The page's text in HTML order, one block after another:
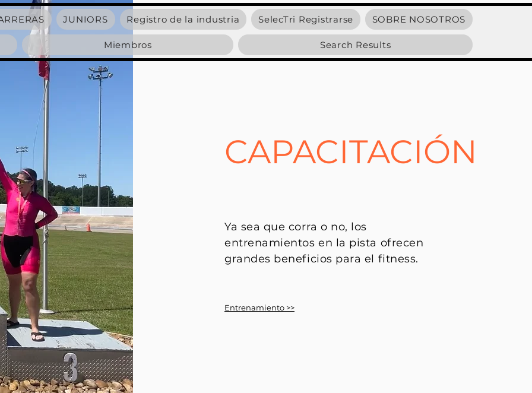
JUNIORS Registro de la industria SelecTri Registrarse SOBRE NOSOTROS
Miembros Search Results
CAPACITACIÓN
Ya sea que corra o no, los
entrenamientos en la pista ofrecen
grandes beneficios para el fitness.
Entrenamiento >>